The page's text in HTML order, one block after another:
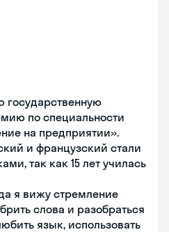
государственную
по специальности
на предприятии».
и французский стали
так как 15 лет училась
я вижу стремление
слова и разобраться
язык, использовать